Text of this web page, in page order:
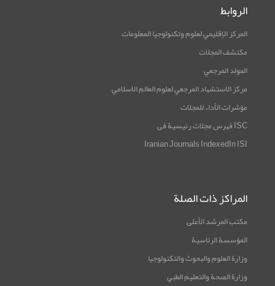
الروابط
المركز الإقليمي لعلوم وتكنولوجيا المعلومات
مكتشف المجلات
المولد المرجعي
مرکز الاستشهاد المرجعي لعلوم العالم الاسلامي
مؤشرات الأداء للمجلات
ISC فهرس مجلات رئيسية فی
Iranian Journals IndexedIn ISI
المراكز ذات الصلة
مكتب المرشد الأعلى
المؤسسة الرئاسية
وزارة العلوم والبحوث والتكنولوجيا
وزارة الصحة والتعليم الطبي